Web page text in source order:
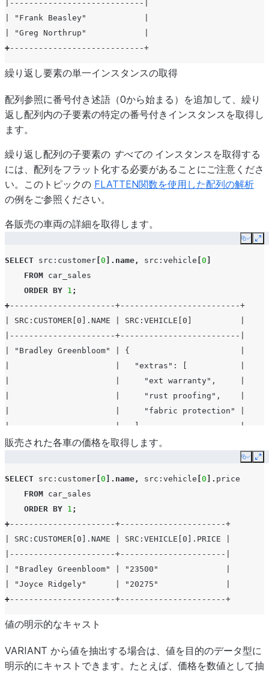
|----------------------------|
| "Frank Beasley"            |
| "Greg Northrup"            |
+----------------------------+
繰り返し要素の単一インスタンスの取得
配列参照に番号付き述語（0から始まる）を追加して、繰り
返し配列内の子要素の特定の番号付きインスタンスを取得し
ます。
繰り返し配列の子要素の すべてのインスタンスを取得する
には、配列をフラット化する必要があることにご注意くださ
い。このトピックの FLATTEN関数を使用した配列の解析
の例をご参照ください。
各販売の車両の詳細を取得します。
Copy
SELECT src :customer 0 ]. name , src :vehicle 0
FROM car_sales
ORDER BY 1 ;
+----------------------+-------------------------+
| SRC:CUSTOMER[0].NAME | SRC:VEHICLE[0]          |
|----------------------+-------------------------|
| "Bradley Greenbloom" | {                       |
|                      |   "extras": [           |
|                      |     "ext warranty",     |
|                      |     "rust proofing",    |
|                      |     "fabric protection" |
|                      |   ],                    |
|                      |   "make": "Toyota",     |
|                      |   "model": "Camry",     |
|                      |   "year": "2017"        |
|                      | }                       |
|                      |   ],                    |
|                      |   "make": "Honda",      |
|                      |   "price": "20275",     |
|                      | }                       |
+----------------------+-------------------------+
販売された各車の価格を取得します。
Copy
SELECT src :customer 0 ]. name , src :vehicle 0 ]. price
FROM car_sales
ORDER BY 1 ;
+----------------------+----------------------+
| SRC:CUSTOMER[0].NAME | SRC:VEHICLE[0].PRICE |
|----------------------+----------------------|
| "Bradley Greenbloom" | "23500"              |
| "Joyce Ridgely"      | "20275"              |
+----------------------+----------------------+
値の明示的なキャスト
VARIANT から値を抽出する場合は、値を目的のデータ型に
明示的にキャストできます。たとえば、価格を数値として抽